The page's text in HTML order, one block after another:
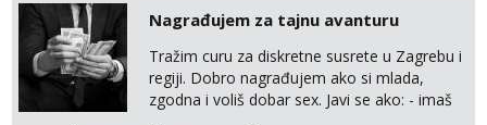
Nagrađujem za tajnu avanturu
Tražim curu za diskretne susrete u Zagrebu i
regiji. Dobro nagrađujem ako si mlada,
zgodna i voliš dobar sex. Javi se ako: - imaš